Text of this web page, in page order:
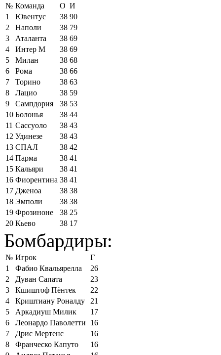
№ Команда О И
1
Ювентус 38 90
2
Наполи 38 79
3
Аталанта 38 69
4
Интер М 38 69
5
Милан 38 68
6
Рома 38 66
7
Торино 38 63
8
Лацио 38 59
9
Сампдория 38 53
10 Болонья 38 44
11 Сассуоло 38 43
12 Удинезе 38 43
13 СПАЛ 38 42
14 Парма 38 41
15 Кальяри 38 41
16 Фиорентина 38 41
17 Дженоа 38 38
18 Эмполи 38 38
19 Фрозиноне 38 25
20 Кьево 38 17
Бомбардиры:
№ Игрок
Г
1
Фабио Квальярелла
26
2
Дуван Сапата
23
3
Кшиштоф Пёнтек
22
4
Криштиану Роналду
21
5
Аркадиуш Милик
17
6
Леонардо Паволетти
16
7
Дрис Мертенс
16
8
Франческо Капуто
16